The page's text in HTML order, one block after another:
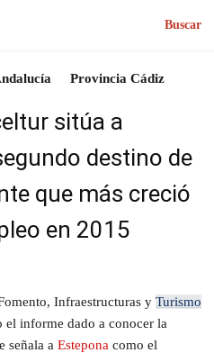
Buscar
Provincia Cádiz
sitúa a
destino de
que más creció
en 2015
Infraestructuras y Turismo
el informe dado a conocer la
señala a Estepona como el